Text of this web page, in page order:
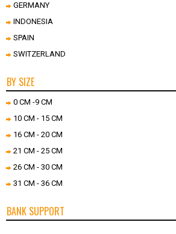
GERMANY
INDONESIA
SPAIN
SWITZERLAND
BY SIZE
0 CM -9 CM
10 CM - 15 CM
16 CM - 20 CM
21 CM - 25 CM
26 CM - 30 CM
31 CM - 36 CM
BANK SUPPORT